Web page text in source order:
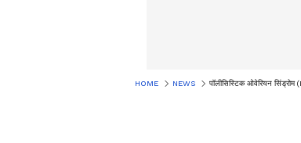
HOME NEWS पॉलीसिस्टिक ओवेरियन सिंड्रोम